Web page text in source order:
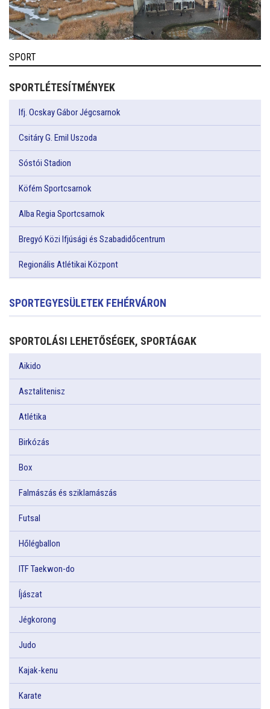
SPORT
SPORTLÉTESÍTMÉNYEK
Ifj. Ocskay Gábor Jégcsarnok
Csitáry G. Emil Uszoda
Sóstói Stadion
Köfém Sportcsarnok
Alba Regia Sportcsarnok
Bregyó Közi Ifjúsági és Szabadidőcentrum
Regionális Atlétikai Központ
SPORTEGYESÜLETEK FEHÉRVÁRON
SPORTOLÁSI LEHETŐSÉGEK, SPORTÁGAK
Aikido
Asztalitenisz
Atlétika
Birkózás
Box
Falmászás és sziklamászás
Futsal
Hőlégballon
ITF Taekwon-do
Íjászat
Jégkorong
Judo
Kajak-kenu
Karate